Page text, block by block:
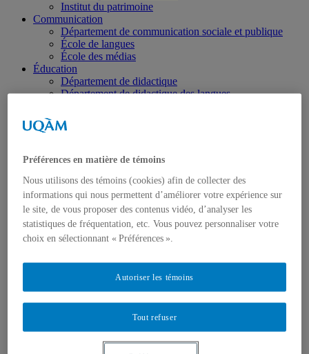
Institut du patrimoine
Communication
Département de communication sociale et publique
École de langues
École des médias
Éducation
Département de didactique
Département de didactique des langues
Département d'éducation et pédagogie
Gestion
Département de management
Département de stratégie, responsabilité sociale et
environnementale
Département des sciences comptables
Département des sciences économiques
Département d’analytique, opérations et technologies
de l’information
École supérieure de mode
Politique et droit
Département de science politique
Département des sciences juridiques
Institut d'études internationales de Montréal
Préférences en matière de témoins
Nous utilisons des témoins (cookies) afin de collecter des
informations qui nous permettent d’améliorer votre expérience sur
le site, de vous proposer des contenus vidéo, d’analyser les
statistiques de fréquentation, etc. Vous pouvez personnaliser votre
choix en sélectionnant « Préférences ».
Tout refuser
Autoriser les témoins